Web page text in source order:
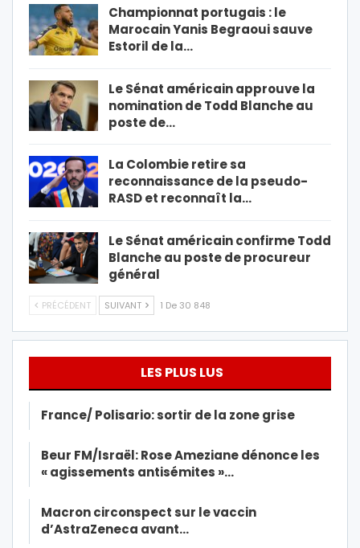
Championnat portugais : le
Marocain Yanis Begraoui sauve
Estoril de la…
Le Sénat américain approuve la
nomination de Todd Blanche au
poste de…
La Colombie retire sa
reconnaissance de la pseudo-
RASD et reconnaît la…
Le Sénat américain confirme Todd
Blanche au poste de procureur
général
PRÉCÉDENT SUIVANT 1 De 30 848
LES PLUS LUS
France/ Polisario: sortir de la zone grise
Beur FM/Israël: Rose Ameziane dénonce les
« agissements antisémites »…
Macron circonspect sur le vaccin
d’AstraZeneca avant…